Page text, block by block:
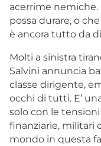
acerrime
possa durare, o
è ancora tutto da
Molti a sinistra
Salvini annuncia
classe dirigente,
occhi di tutti. E’
solo con le
finanziarie, militari
mondo in questa